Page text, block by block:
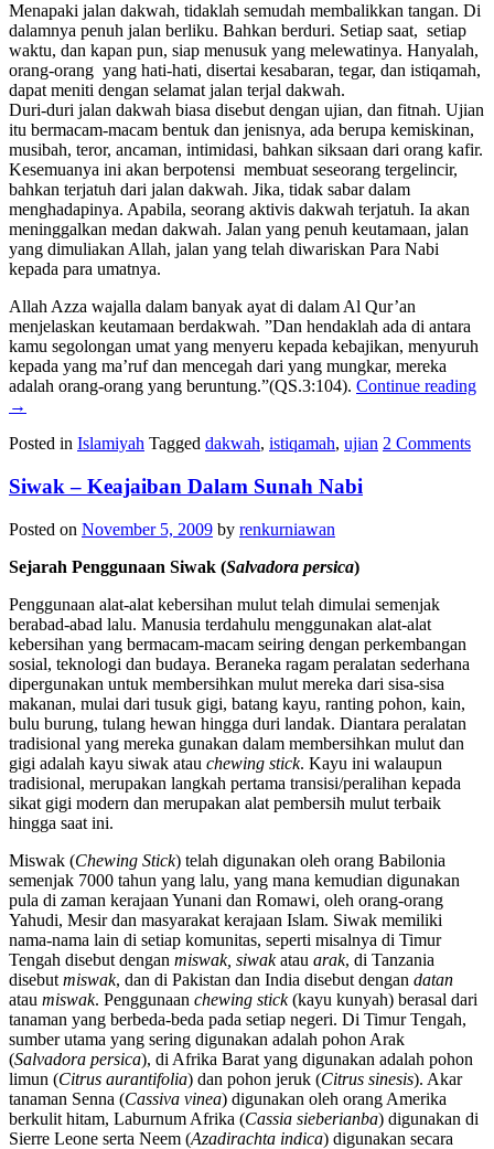
Menapaki jalan dakwah, tidaklah semudah membalikkan tangan. Di
dalamnya penuh jalan berliku. Bahkan berduri. Setiap saat, setiap
waktu, dan kapan pun, siap menusuk yang melewatinya. Hanyalah,
orang-orang yang hati-hati, disertai kesabaran, tegar, dan istiqamah,
dapat meniti dengan selamat jalan terjal dakwah.
Duri-duri jalan dakwah biasa disebut dengan ujian, dan fitnah. Ujian
itu bermacam-macam bentuk dan jenisnya, ada berupa kemiskinan,
musibah, teror, ancaman, intimidasi, bahkan siksaan dari orang kafir.
Kesemuanya ini akan berpotensi membuat seseorang tergelincir,
bahkan terjatuh dari jalan dakwah. Jika, tidak sabar dalam
menghadapinya. Apabila, seorang aktivis dakwah terjatuh. Ia akan
meninggalkan medan dakwah. Jalan yang penuh keutamaan, jalan
yang dimuliakan Allah, jalan yang telah diwariskan Para Nabi
kepada para umatnya.
Allah Azza wajalla dalam banyak ayat di dalam Al Qur’an
menjelaskan keutamaan berdakwah. ”Dan hendaklah ada di antara
kamu segolongan umat yang menyeru kepada kebajikan, menyuruh
kepada yang ma’ruf dan mencegah dari yang mungkar, mereka
adalah orang-orang yang beruntung.”(QS.3:104). Continue reading
→
Posted in Islamiyah Tagged dakwah, istiqamah, ujian 2 Comments
Siwak – Keajaiban Dalam Sunah Nabi
Posted on November 5, 2009 by renkurniawan
Sejarah Penggunaan Siwak (Salvadora persica)
Penggunaan alat-alat kebersihan mulut telah dimulai semenjak
berabad-abad lalu. Manusia terdahulu menggunakan alat-alat
kebersihan yang bermacam-macam seiring dengan perkembangan
sosial, teknologi dan budaya. Beraneka ragam peralatan sederhana
dipergunakan untuk membersihkan mulut mereka dari sisa-sisa
makanan, mulai dari tusuk gigi, batang kayu, ranting pohon, kain,
bulu burung, tulang hewan hingga duri landak. Diantara peralatan
tradisional yang mereka gunakan dalam membersihkan mulut dan
gigi adalah kayu siwak atau chewing stick. Kayu ini walaupun
tradisional, merupakan langkah pertama transisi/peralihan kepada
sikat gigi modern dan merupakan alat pembersih mulut terbaik
hingga saat ini.
Miswak (Chewing Stick) telah digunakan oleh orang Babilonia
semenjak 7000 tahun yang lalu, yang mana kemudian digunakan
pula di zaman kerajaan Yunani dan Romawi, oleh orang-orang
Yahudi, Mesir dan masyarakat kerajaan Islam. Siwak memiliki
nama-nama lain di setiap komunitas, seperti misalnya di Timur
Tengah disebut dengan miswak, siwakatau arak, di Tanzania
disebut miswak, dan di Pakistan dan India disebut dengan datan
atau miswak. Penggunaan chewing stick(kayu kunyah) berasal dari
tanaman yang berbeda-beda pada setiap negeri. Di Timur Tengah,
sumber utama yang sering digunakan adalah pohon Arak
(Salvadora persica), di Afrika Barat yang digunakan adalah pohon
limun (Citrus aurantifolia) dan pohon jeruk (Citrus sinesis). Akar
tanaman Senna (Cassiva vinea) digunakan oleh orang Amerika
berkulit hitam, Laburnum Afrika (Cassia sieberianba) digunakan di
Sierre Leone serta Neem (Azadirachta indica) digunakan secara